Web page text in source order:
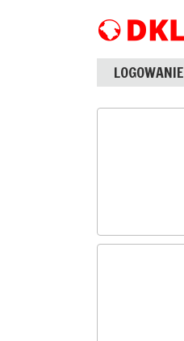
LOGOWANIE